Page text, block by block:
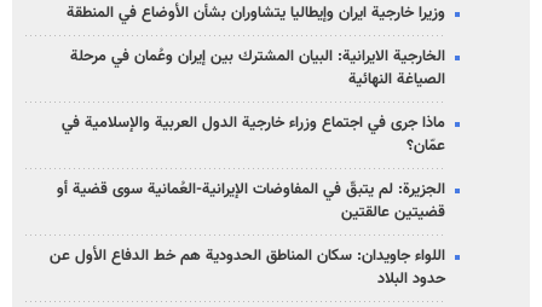
وزيرا خارجية ايران وإيطاليا يتشاوران بشأن الأوضاع في المنطقة
الخارجية الايرانية: البيان المشترك بين إيران وعُمان في مرحلة
الصياغة النهائية
ماذا جرى في اجتماع وزراء خارجية الدول العربية والإسلامية في
عمّان؟
الجزيرة: لم يتبقّ في المفاوضات الإيرانية-العُمانية سوى قضية أو
قضيتين عالقتين
اللواء جاويدان: سكان المناطق الحدودية هم خط الدفاع الأول عن
حدود البلاد